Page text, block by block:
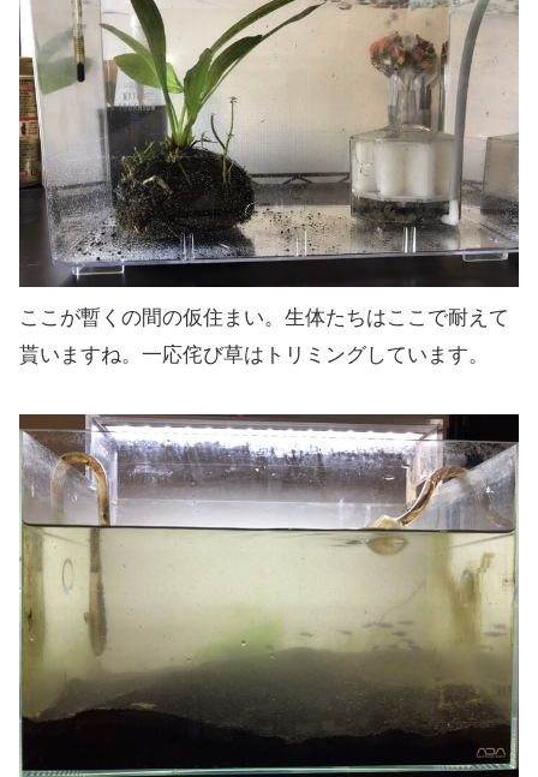
ここが暫くの間の仮住まい。生体たちはここで耐えて
貰いますね。一応侘び草はトリミングしています。